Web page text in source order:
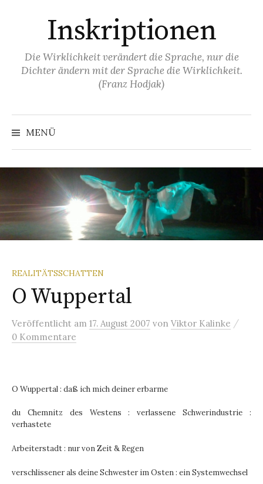
Inskriptionen
Die Wirklichkeit verändert die Sprache, nur die
Dichter ändern mit der Sprache die Wirklichkeit.
(Franz Hodjak)
MENÜ
REALITÄTSSCHATTEN
O Wuppertal
Veröffentlicht am 17. August 2007 von Viktor Kalinke /
0 Kommentare
O Wuppertal : daß ich mich deiner erbarme
du Chemnitz des Westens : verlassene Schwerindustrie :
verhastete
Arbeiterstadt : nur von Zeit & Regen
verschlissener als deine Schwester im Osten : ein Systemwechsel